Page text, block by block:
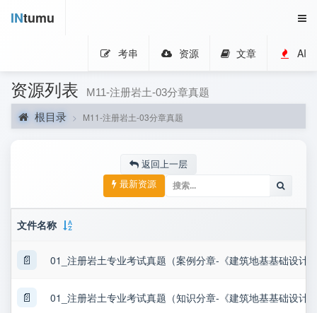
INtumu
考串 资源 文章 AI
资源列表 M11-注册岩土-03分章真题
根目录 M11-注册岩土-03分章真题
返回上一层
最新资源
文件名称
📄 01_注册岩土专业考试真题（案例分章-《建筑地基基础设计
📄 01_注册岩土专业考试真题（知识分章-《建筑地基基础设计